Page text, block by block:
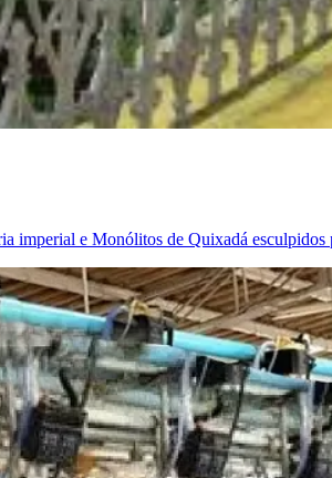
e Monólitos de Quixadá esculpidos